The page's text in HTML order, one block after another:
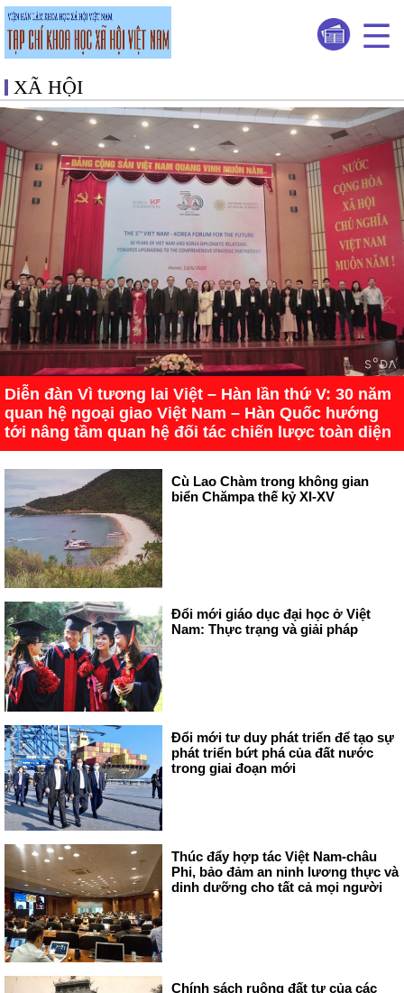
XÃ HỘI
Diễn đàn Vì tương lai Việt – Hàn lần thứ V: 30 năm
quan hệ ngoại giao Việt Nam – Hàn Quốc hướng
tới nâng tầm quan hệ đối tác chiến lược toàn diện
Cù Lao Chàm trong không gian
biển Chămpa thế kỷ XI-XV
Đổi mới giáo dục đại học ở Việt
Nam: Thực trạng và giải pháp
Đổi mới tư duy phát triển để tạo sự
phát triển bứt phá của đất nước
trong giai đoạn mới
Thúc đẩy hợp tác Việt Nam-châu
Phi, bảo đảm an ninh lương thực và
dinh dưỡng cho tất cả mọi người
Chính sách ruộng đất tư của các